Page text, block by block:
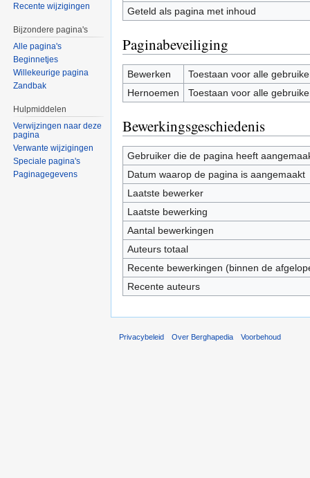
Geteld als pagina met inhoud
Paginabeveiliging
Bewerken
Toestaan voor alle
Hernoemen
Toestaan voor alle
Bewerkingsgeschiedenis
Gebruiker die de pagina heeft
Datum waarop de pagina is aangemaakt
Laatste bewerker
Laatste bewerking
Aantal bewerkingen
Auteurs totaal
Recente bewerkingen (binnen de
Recente auteurs
Recente wijzigingen
Bijzondere pagina's
Alle pagina's
Beginnetjes
Willekeurige pagina
Zandbak
Hulpmiddelen
Verwijzingen naar deze
pagina
Verwante wijzigingen
Speciale pagina's
Paginagegevens
Privacybeleid Over Berghapedia Voorbehoud